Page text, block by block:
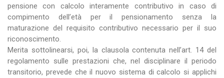
pensione con calcolo interamente contributivo in caso di
compimento dell’età per il pensionamento senza la
maturazione del requisito contributivo necessario per il suo
riconoscimento.
Merita sottolinearsi, poi, la clausola contenuta nell’art. 14 del
regolamento sulle prestazioni che, nel disciplinare il periodo
transitorio, prevede che il nuovo sistema di calcolo si applichi